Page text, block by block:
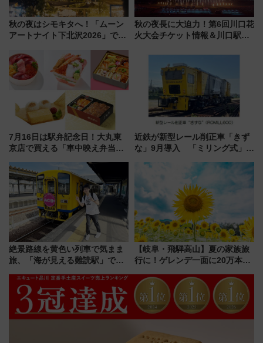
秋の夜はシモキタへ！「ムーン
アートナイト下北沢2026」でイ
を満喫しよう
秋の夜長に大迫力！第6回川口花
火大会チケット情報＆川口駅か
7月16日は駅弁記念日！大丸東
京店で買える「車中映え弁当」
近鉄が新型レール削正車「きず
な」9月導入 「ミリング式」採
化！安全性や乗り心地の向上に
貢献するだけでなく、全線区で
活躍するための仕組みも
絶景路線を黄色い列車で気まま
旅、「海が見える難読駅」で幸
「新・鉄道ひとり旅」279回目
の舞台は「島原鉄道」
【岐阜・飛騨高山】夏の家族旅
行に！ゲレンデ一面に20万本の
アひまわり園」開園